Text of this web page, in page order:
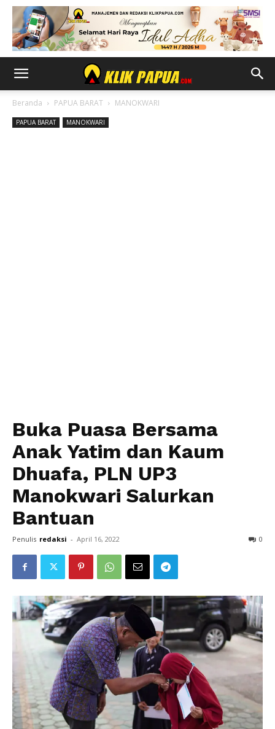
Beranda PAPUA BARAT MANOKWARI
PAPUA BARAT MANOKWARI
Buka Puasa Bersama
Anak Yatim dan Kaum
Dhuafa, PLN UP3
Manokwari Salurkan
Bantuan
Penulis redaksi - April 16, 2022 0